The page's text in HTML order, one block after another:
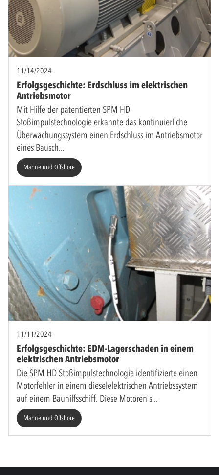
11/14/2024
Erfolgsgeschichte: Erdschluss im elektrischen
Antriebsmotor
Mit Hilfe der patentierten SPM HD
Stoßimpulstechnologie erkannte das kontinuierliche
Überwachungssystem einen Erdschluss im Antriebsmotor
eines Bausch
Marine und Offshore
11/11/2024
Erfolgsgeschichte: EDM-Lagerschaden in einem
elektrischen Antriebsmotor
Die SPM HD Stoßimpulstechnologie identifizierte einen
Motorfehler in einem dieselelektrischen Antriebssystem
auf einem Bauhilfsschiff. Diese Motoren s
Marine und Offshore